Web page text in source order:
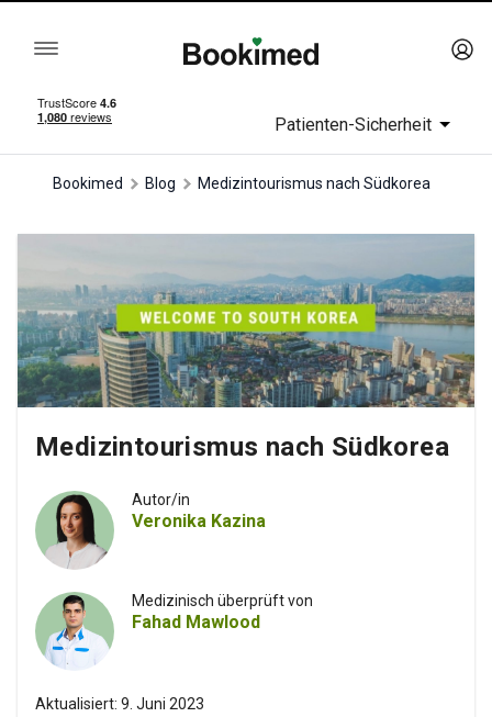
Patienten-Sicherheit
Bookimed Blog Medizintourismus nach Südkorea
Medizintourismus nach Südkorea
Autor/in
Veronika Kazina
Medizinisch überprüft von
Fahad Mawlood
Aktualisiert: 9. Juni 2023